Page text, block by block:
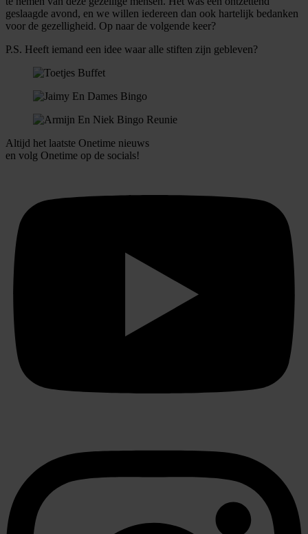
partners voor social media, adverteren en analyse. Deze
partners kunnen deze gegevens combineren met andere
informatie die u aan ze heeft verstrekt of die ze hebben
verzameld op basis van uw gebruik van hun services.
geslaagde avond, en we willen iedereen dan ook hartelijk bedanken
voor de gezelligheid. Op naar de volgende keer?
P.S. Heeft iemand een idee waar alle stiften zijn gebleven?
Altijd het laatste Onetime nieuws
en volg Onetime op de socials!